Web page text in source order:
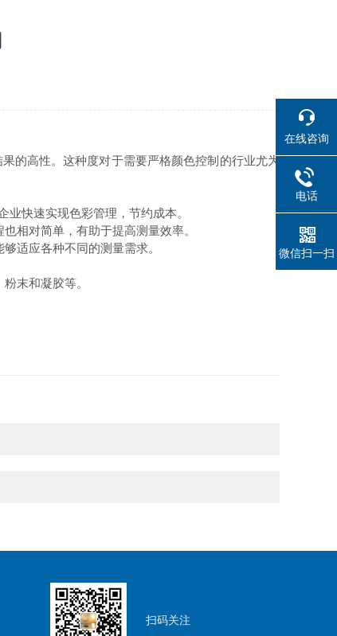
的高性。这种度对于需要严格颜色控制的行业尤为
快速实现色彩管理，节约成本。
相对简单，有助于提高测量效率。
适应各种不同的测量需求。
末和凝胶等。
扫码关注
在线咨询
电话
微信扫一扫